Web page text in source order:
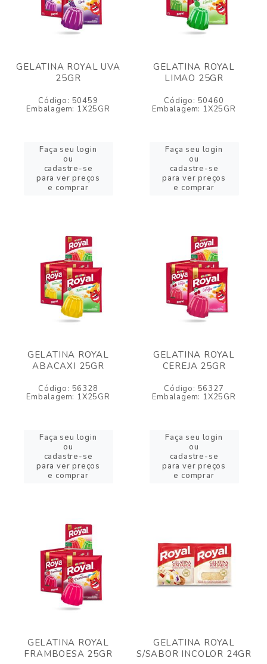
GELATINA ROYAL UVA
25GR
Código: 50459
Embalagem: 1X25GR
Faça seu login
ou
cadastre-se
para ver preços
e comprar
GELATINA ROYAL
LIMAO 25GR
Código: 50460
Embalagem: 1X25GR
Faça seu login
ou
cadastre-se
para ver preços
e comprar
GELATINA ROYAL
ABACAXI 25GR
Código: 56328
Embalagem: 1X25GR
Faça seu login
ou
cadastre-se
para ver preços
e comprar
GELATINA ROYAL
CEREJA 25GR
Código: 56327
Embalagem: 1X25GR
Faça seu login
ou
cadastre-se
para ver preços
e comprar
GELATINA ROYAL
FRAMBOESA 25GR
GELATINA ROYAL
S/SABOR INCOLOR 24GR